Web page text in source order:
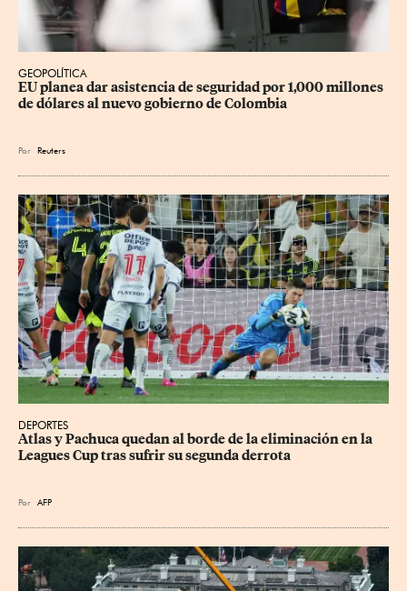
GEOPOLÍTICA
EU planea dar asistencia de seguridad por 1,000 millones
de dólares al nuevo gobierno de Colombia
Por Reuters
DEPORTES
Atlas y Pachuca quedan al borde de la eliminación en la
Leagues Cup tras sufrir su segunda derrota
Por AFP